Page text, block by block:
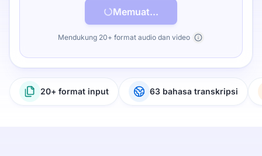
Memuat...
Mendukung 20+ format audio dan video
20+ format input 63 bahasa transkripsi